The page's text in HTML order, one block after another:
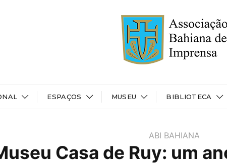
ESPAÇOS MUSEU BIBLIOTECA
ABI BAHIANA
Casa de Ruy: um